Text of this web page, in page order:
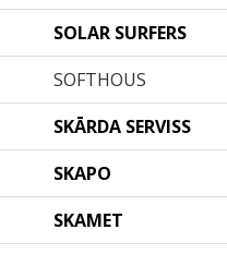
SOLAR SURFERS
SOFTHOUS
SKĀRDA SERVISS
SKAPO
SKAMET